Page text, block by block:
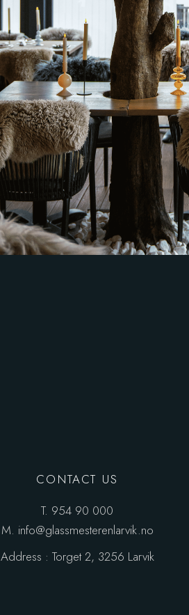
CONTACT US
T. 954 90 000
M. info@glassmesterenlarvik.no
Address : Torget 2, 3256 Larvik